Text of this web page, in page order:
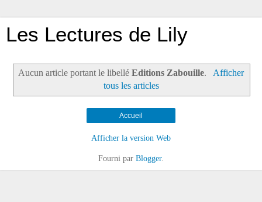
Les Lectures de Lily
Aucun article portant le libelléEditions Zabouille.
Afficher
tous les articles
Accueil
Afficher la version Web
Fourni par Blogger.